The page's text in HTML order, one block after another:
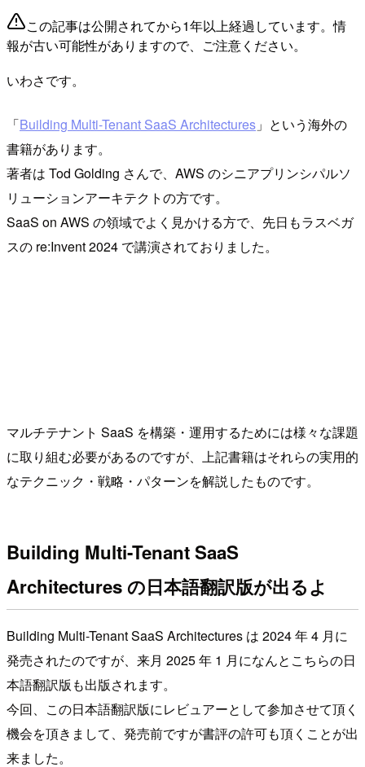
この記事は公開されてから1年以上経過しています。情
報が古い可能性がありますので、ご注意ください。
いわさです。
「Building Multi-Tenant SaaS Architectures 」という海外の
書籍があります。
著者は Tod Golding さんで、AWS のシニアプリンシパルソ
リューションアーキテクトの方です。
SaaS on AWS の領域でよく見かける方で、先日もラスベガ
スの re:Invent 2024 で講演されておりました。
マルチテナント SaaS を構築・運用するためには様々な課題
に取り組む必要があるのですが、上記書籍はそれらの実用的
なテクニック・戦略・パターンを解説したものです。
Building Multi-Tenant SaaS
Architectures の日本語翻訳版が出るよ
Building Multi-Tenant SaaS Architectures は 2024 年 4 月に
発売されたのですが、来月 2025 年 1 月になんとこちらの日
本語翻訳版も出版されます。
今回、この日本語翻訳版にレビュアーとして参加させて頂く
機会を頂きまして、発売前ですが書評の許可も頂くことが出
来ました。